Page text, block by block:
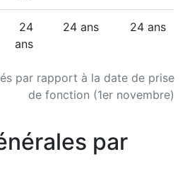
par rapport à la date de prise
de fonction (1er novembre)
24
ans
24 ans 24 ans
par